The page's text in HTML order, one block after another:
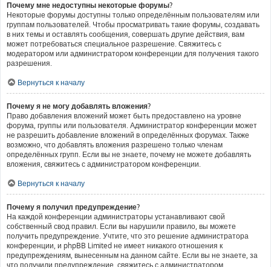
Почему мне недоступны некоторые форумы?
Некоторые форумы доступны только определённым пользователям или
группам пользователей. Чтобы просматривать такие форумы, создавать
в них темы и оставлять сообщения, совершать другие действия, вам
может потребоваться специальное разрешение. Свяжитесь с
модератором или администратором конференции для получения такого
разрешения.
Вернуться к началу
Почему я не могу добавлять вложения?
Право добавления вложений может быть предоставлено на уровне
форума, группы или пользователя. Администратор конференции может
не разрешить добавление вложений в определённых форумах. Также
возможно, что добавлять вложения разрешено только членам
определённых групп. Если вы не знаете, почему не можете добавлять
вложения, свяжитесь с администратором конференции.
Вернуться к началу
Почему я получил предупреждение?
На каждой конференции администраторы устанавливают свой
собственный свод правил. Если вы нарушили правило, вы можете
получить предупреждение. Учтите, что это решение администратора
конференции, и phpBB Limited не имеет никакого отношения к
предупреждениям, вынесенным на данном сайте. Если вы не знаете, за
что получили предупреждение, свяжитесь с администратором